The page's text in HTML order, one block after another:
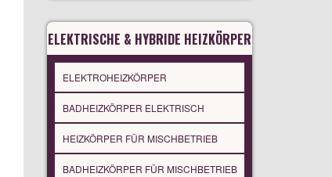
ELEKTRISCHE & HYBRIDE HEIZKÖRPER
ELEKTROHEIZKÖRPER
BADHEIZKÖRPER ELEKTRISCH
HEIZKÖRPER FÜR MISCHBETRIEB
BADHEIZKÖRPER FÜR MISCHBETRIEB